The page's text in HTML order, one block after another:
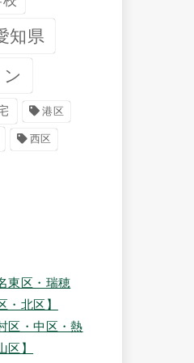
知県
港区
西区
東区・瑞穂
・北区】
区・中区・熱
区】